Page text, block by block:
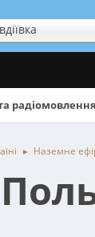
радіомовлення
► Наземне